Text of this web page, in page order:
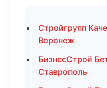
Стройгрупп
Воронеж
БизнесСтрой
Ставрополь